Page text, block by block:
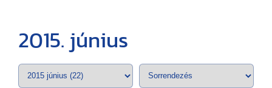
2015. június